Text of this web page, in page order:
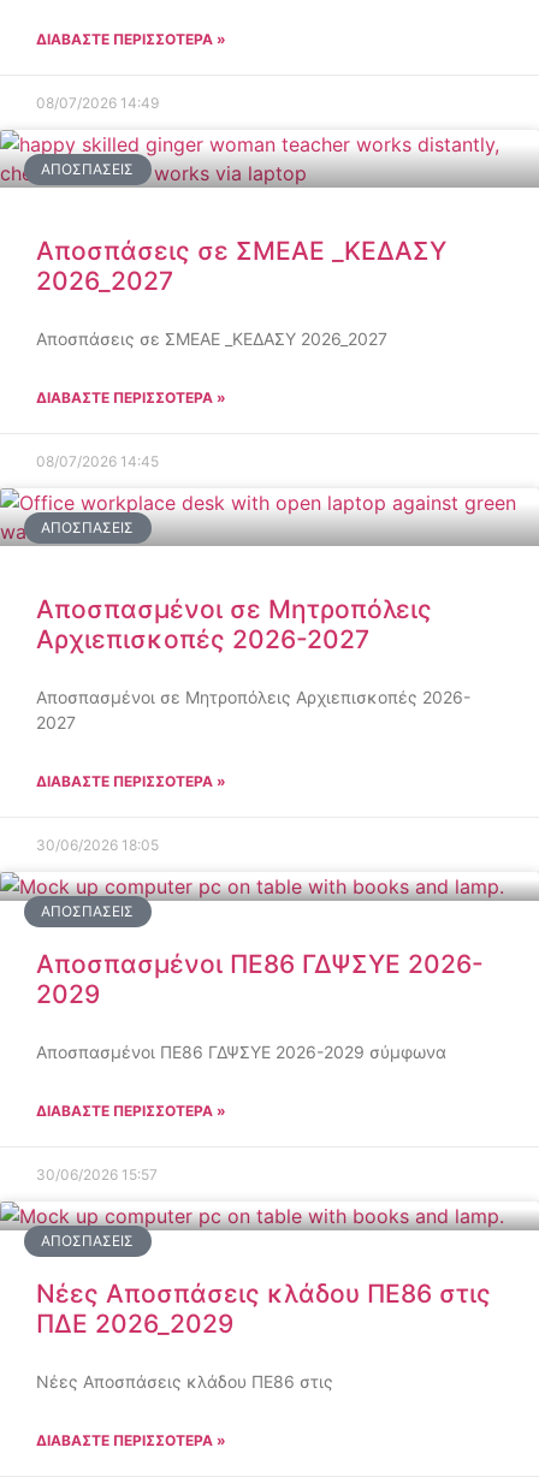
ΔΙΑΒΑΣΤΕ ΠΕΡΙΣΣΟΤΕΡΑ »
08/07/2026 14:49
ΑΠΟΣΠΆΣΕΙΣ
Αποσπάσεις σε ΣΜΕΑΕ _ΚΕΔΑΣΥ
2026_2027
Αποσπάσεις σε ΣΜΕΑΕ _ΚΕΔΑΣΥ 2026_2027
ΔΙΑΒΑΣΤΕ ΠΕΡΙΣΣΟΤΕΡΑ »
08/07/2026 14:45
ΑΠΟΣΠΆΣΕΙΣ
Αποσπασμένοι σε Μητροπόλεις
Αρχιεπισκοπές 2026-2027
Αποσπασμένοι σε Μητροπόλεις Αρχιεπισκοπές 2026-
2027
ΔΙΑΒΑΣΤΕ ΠΕΡΙΣΣΟΤΕΡΑ »
30/06/2026 18:05
ΑΠΟΣΠΆΣΕΙΣ
Αποσπασμένοι ΠΕ86 ΓΔΨΣΥΕ 2026-
2029
Αποσπασμένοι ΠΕ86 ΓΔΨΣΥΕ 2026-2029 σύμφωνα
ΔΙΑΒΑΣΤΕ ΠΕΡΙΣΣΟΤΕΡΑ »
30/06/2026 15:57
ΑΠΟΣΠΆΣΕΙΣ
Νέες Αποσπάσεις κλάδου ΠΕ86 στις
ΠΔΕ 2026_2029
Νέες Αποσπάσεις κλάδου ΠΕ86 στις
ΔΙΑΒΑΣΤΕ ΠΕΡΙΣΣΟΤΕΡΑ »